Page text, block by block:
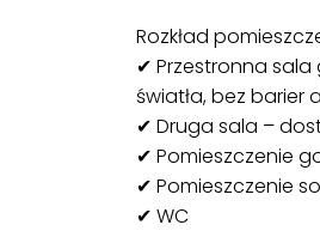
Rozkład
✔ Przestronna sala
światła, bez barier
✔ Druga sala –
✔ Pomieszczenie
✔ Pomieszczenie
✔ WC